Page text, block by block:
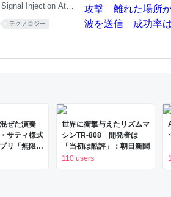
Injection Atta
まして存在しな
）とCC
テクノロジー
ぜた演奏
サティ様式
リ「無限サ
世界に衝撃与えたリズムマ
シンTR-808 開発者は
「当初は酷評」：朝日新聞
110 users